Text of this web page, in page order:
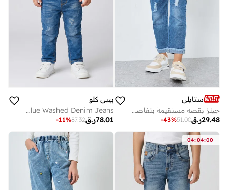
ستايلي
جينز بقصة مستقيمة بتفاصيل ممزقة وخصر مطاطي
ر.ق29.48
51.00
-43%
بيبي كلو
Boys Classic Blue Washed Denim Jeans
ر.ق78.01
87.32
-11%
04:04:00